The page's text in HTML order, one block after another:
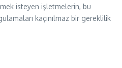
isteyen işletmelerin, bu
kaçınılmaz bir gereklilik